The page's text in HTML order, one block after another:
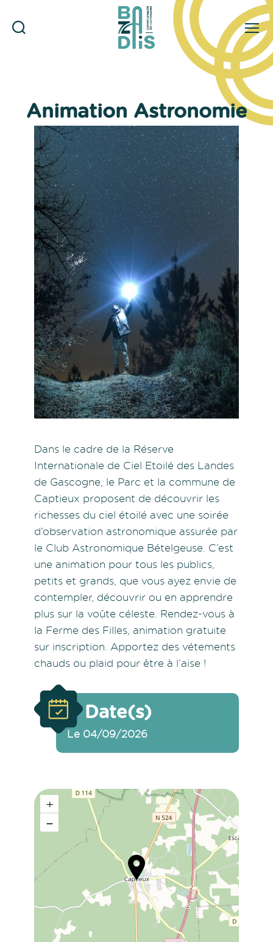
Menu
Animation Astronomie
Dans le cadre de la Réserve
Internationale de Ciel Etoilé des Landes
de Gascogne, le Parc et la commune de
Captieux proposent de découvrir les
richesses du ciel étoilé avec une soirée
d’observation astronomique assurée par
le Club Astronomique Bételgeuse. C’est
une animation pour tous les publics,
petits et grands, que vous ayez envie de
contempler, découvrir ou en apprendre
plus sur la voûte céleste. Rendez-vous à
la Ferme des Filles, animation gratuite
sur inscription. Apportez des vétements
chauds ou plaid pour être à l’aise !
Date(s)
Le 04/09/2026
+
−